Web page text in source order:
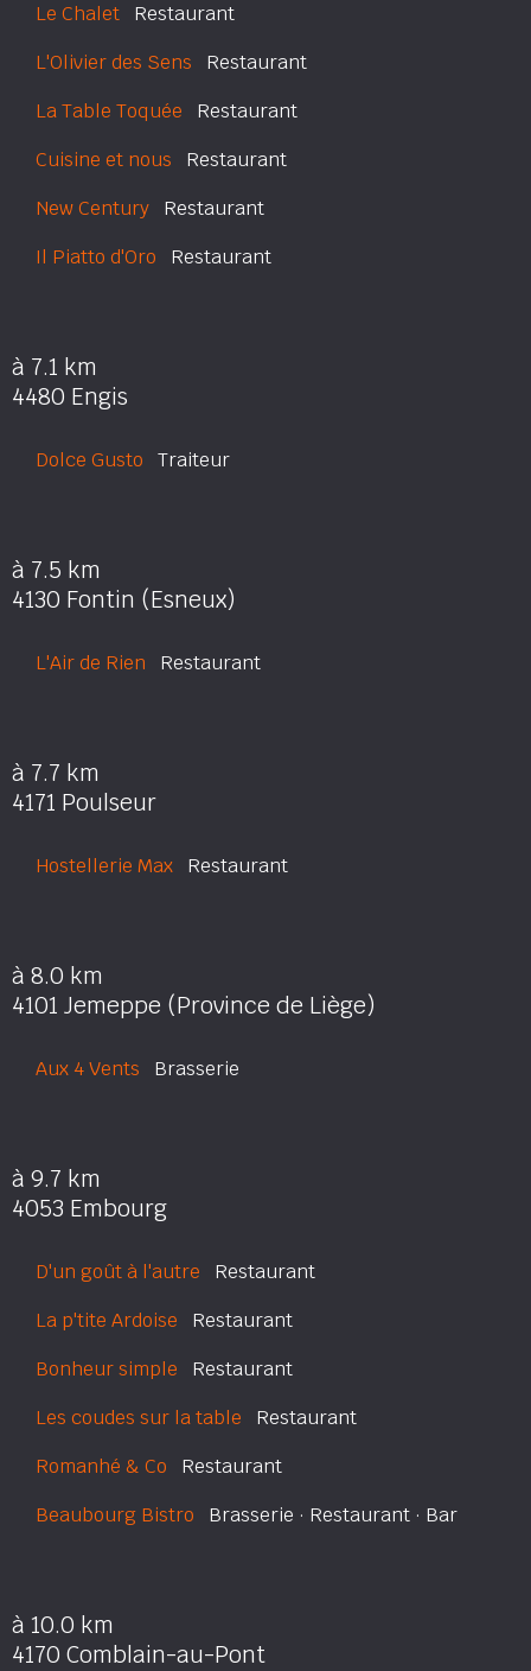
Le Chalet Restaurant
L'Olivier des Sens Restaurant
La Table Toquée Restaurant
Cuisine et nous Restaurant
New Century Restaurant
Il Piatto d'Oro Restaurant
à 7.1 km
4480 Engis
Dolce Gusto Traiteur
à 7.5 km
4130 Fontin (Esneux)
L'Air de Rien Restaurant
à 7.7 km
4171 Poulseur
Hostellerie Max Restaurant
à 8.0 km
4101 Jemeppe (Province de Liège)
Aux 4 Vents Brasserie
à 9.7 km
4053 Embourg
D'un goût à l'autre Restaurant
La p'tite Ardoise Restaurant
Bonheur simple Restaurant
Les coudes sur la table Restaurant
Romanhé & Co Restaurant
Beaubourg Bistro Brasserie · Restaurant · Bar
à 10.0 km
4170 Comblain-au-Pont